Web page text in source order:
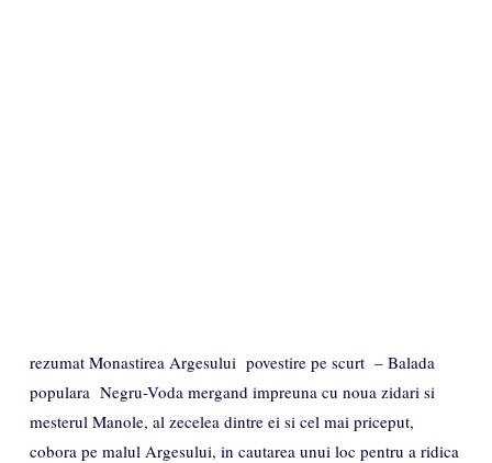
rezumat Monastirea Argesului povestire pe scurt – Balada
populara Negru-Voda mergand impreuna cu noua zidari si
mesterul Manole, al zecelea dintre ei si cel mai priceput,
cobora pe malul Argesului, in cautarea unui loc pentru a ridica